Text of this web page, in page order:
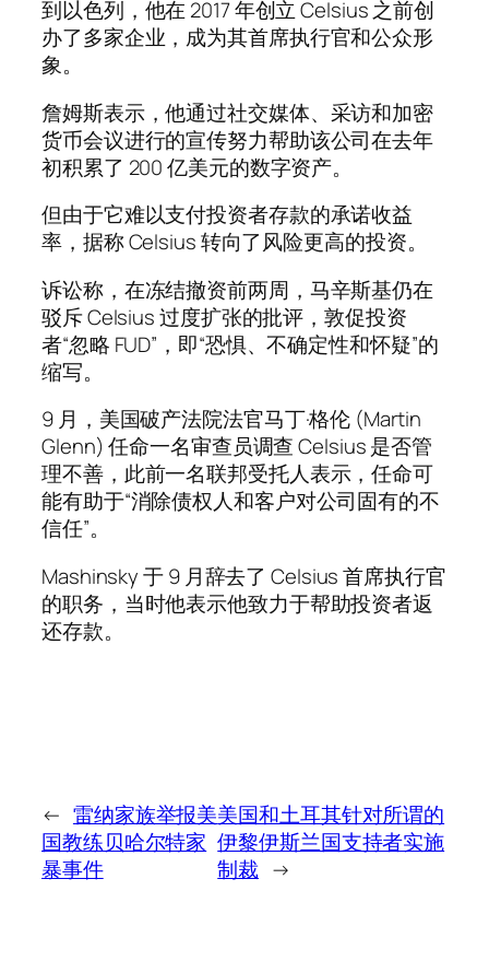
到以色列，他在 2017 年创立 Celsius 之前创
办了多家企业，成为其首席执行官和公众形
象。
詹姆斯表示，他通过社交媒体、采访和加密
货币会议进行的宣传努力帮助该公司在去年
初积累了 200 亿美元的数字资产。
但由于它难以支付投资者存款的承诺收益
率，据称 Celsius 转向了风险更高的投资。
诉讼称，在冻结撤资前两周，马辛斯基仍在
驳斥 Celsius 过度扩张的批评，敦促投资
者“忽略 FUD”，即“恐惧、不确定性和怀疑”的
缩写。
9 月，美国破产法院法官马丁·格伦 (Martin
Glenn) 任命一名审查员调查 Celsius 是否管
理不善，此前一名联邦受托人表示，任命可
能有助于“消除债权人和客户对公司固有的不
信任”。
Mashinsky 于 9 月辞去了 Celsius 首席执行官
的职务，当时他表示他致力于帮助投资者返
还存款。
← 雷纳家族举报美
国教练贝哈尔特家
暴事件
美国和土耳其针对所谓的
伊黎伊斯兰国支持者实施
制裁 →